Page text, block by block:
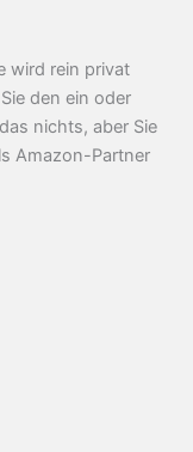
wird rein privat
den ein oder
nichts, aber Sie
Amazon-Partner